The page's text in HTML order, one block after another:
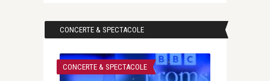
CONCERTE & SPECTACOLE
CONCERTE & SPECTACOLE